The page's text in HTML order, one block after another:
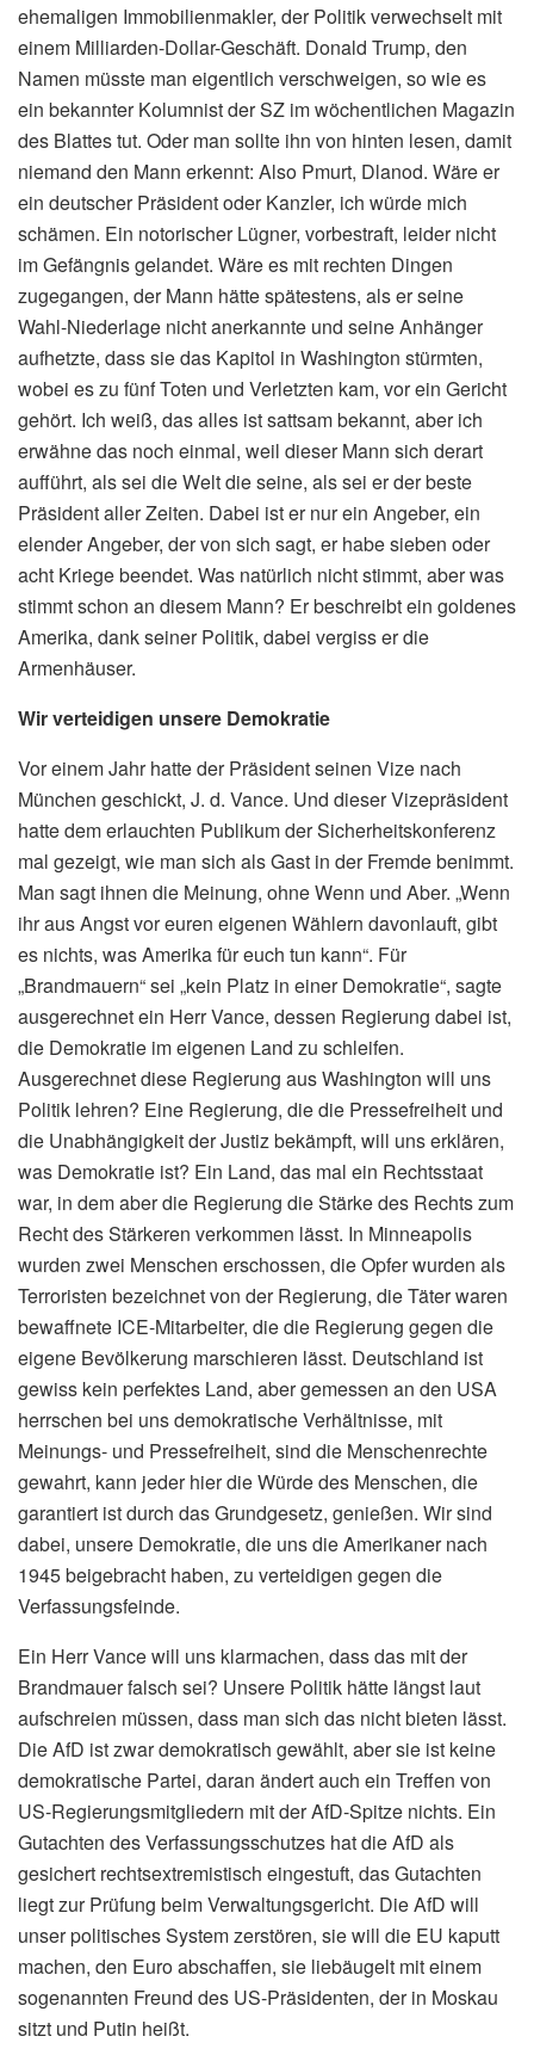
ehemaligen Immobilienmakler, der Politik verwechselt mit
einem Milliarden-Dollar-Geschäft. Donald Trump, den
Namen müsste man eigentlich verschweigen, so wie es
ein bekannter Kolumnist der SZ im wöchentlichen Magazin
des Blattes tut. Oder man sollte ihn von hinten lesen, damit
niemand den Mann erkennt: Also Pmurt, Dlanod. Wäre er
ein deutscher Präsident oder Kanzler, ich würde mich
schämen. Ein notorischer Lügner, vorbestraft, leider nicht
im Gefängnis gelandet. Wäre es mit rechten Dingen
zugegangen, der Mann hätte spätestens, als er seine
Wahl-Niederlage nicht anerkannte und seine Anhänger
aufhetzte, dass sie das Kapitol in Washington stürmten,
wobei es zu fünf Toten und Verletzten kam, vor ein Gericht
gehört. Ich weiß, das alles ist sattsam bekannt, aber ich
erwähne das noch einmal, weil dieser Mann sich derart
aufführt, als sei die Welt die seine, als sei er der beste
Präsident aller Zeiten. Dabei ist er nur ein Angeber, ein
elender Angeber, der von sich sagt, er habe sieben oder
acht Kriege beendet. Was natürlich nicht stimmt, aber was
stimmt schon an diesem Mann? Er beschreibt ein goldenes
Amerika, dank seiner Politik, dabei vergiss er die
Armenhäuser.
Wir verteidigen unsere Demokratie
Vor einem Jahr hatte der Präsident seinen Vize nach
München geschickt, J. d. Vance. Und dieser Vizepräsident
hatte dem erlauchten Publikum der Sicherheitskonferenz
mal gezeigt, wie man sich als Gast in der Fremde benimmt.
Man sagt ihnen die Meinung, ohne Wenn und Aber. „Wenn
ihr aus Angst vor euren eigenen Wählern davonlauft, gibt
es nichts, was Amerika für euch tun kann“. Für
„Brandmauern“ sei „kein Platz in einer Demokratie“, sagte
ausgerechnet ein Herr Vance, dessen Regierung dabei ist,
die Demokratie im eigenen Land zu schleifen.
Ausgerechnet diese Regierung aus Washington will uns
Politik lehren? Eine Regierung, die die Pressefreiheit und
die Unabhängigkeit der Justiz bekämpft, will uns erklären,
was Demokratie ist? Ein Land, das mal ein Rechtsstaat
war, in dem aber die Regierung die Stärke des Rechts zum
Recht des Stärkeren verkommen lässt. In Minneapolis
wurden zwei Menschen erschossen, die Opfer wurden als
Terroristen bezeichnet von der Regierung, die Täter waren
bewaffnete ICE-Mitarbeiter, die die Regierung gegen die
eigene Bevölkerung marschieren lässt. Deutschland ist
gewiss kein perfektes Land, aber gemessen an den USA
herrschen bei uns demokratische Verhältnisse, mit
Meinungs- und Pressefreiheit, sind die Menschenrechte
gewahrt, kann jeder hier die Würde des Menschen, die
garantiert ist durch das Grundgesetz, genießen. Wir sind
dabei, unsere Demokratie, die uns die Amerikaner nach
1945 beigebracht haben, zu verteidigen gegen die
Verfassungsfeinde.
Ein Herr Vance will uns klarmachen, dass das mit der
Brandmauer falsch sei? Unsere Politik hätte längst laut
aufschreien müssen, dass man sich das nicht bieten lässt.
Die AfD ist zwar demokratisch gewählt, aber sie ist keine
demokratische Partei, daran ändert auch ein Treffen von
US-Regierungsmitgliedern mit der AfD-Spitze nichts. Ein
Gutachten des Verfassungsschutzes hat die AfD als
gesichert rechtsextremistisch eingestuft, das Gutachten
liegt zur Prüfung beim Verwaltungsgericht. Die AfD will
unser politisches System zerstören, sie will die EU kaputt
machen, den Euro abschaffen, sie liebäugelt mit einem
sogenannten Freund des US-Präsidenten, der in Moskau
sitzt und Putin heißt.